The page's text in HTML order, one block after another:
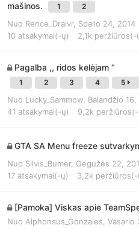
mašinos.
1 2
Nuo Rence_Draivr, Spalio 24, 2014
10 atsakymai(-ų) 2,1k peržiūros(-
Pagalba ,, ridos kelėjam “
1 2 3 4 5
Nuo Lucky_Sammow Balandžio 16,
41 atsakymai(-ų) 9,2k peržiūros(-
GTA SA Menu freeze
Nuo Silvis_Bumer, Gegužės 22,
17 atsakymai(-ų) 3,2k peržiūros(-
[Pamoka] Viskas apie
Nuo Alphonsus_Gonzales Vasario